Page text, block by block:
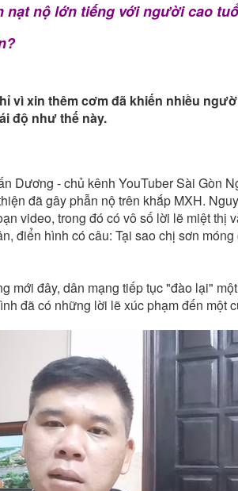
nộ lớn tiếng với người cao
vì xin thêm cơm đã khiến nhiều
độ như thế này.
Dương - chủ kênh YouTuber Sài Gòn
đã gây phẫn nộ trên khắp MXH.
video, trong đó có vô số lời lẽ miệt thị
điển hình có câu: Tại sao chị sơn
mới đây, dân mạng tiếp tục "đào lại"
đã có những lời lẽ xúc phạm đến một